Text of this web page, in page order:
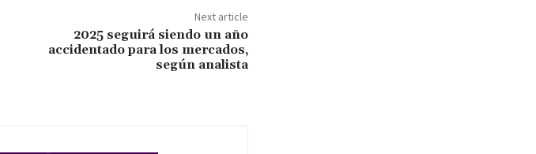
Next article
2025 seguirá siendo un año
accidentado para los mercados,
según analista